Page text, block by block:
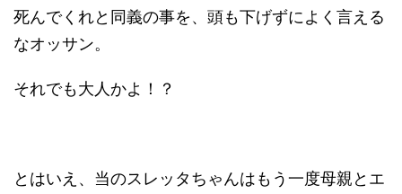
死んでくれと同義の事を、頭も下げずによく言える
なオッサン。
それでも大人かよ！？
とはいえ、当のスレッタちゃんはもう一度母親とエ